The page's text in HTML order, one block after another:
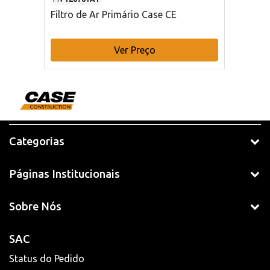
Filtro de Ar Primário Case CE
Ver Preço
Categorias
Páginas Institucionais
Sobre Nós
SAC
Status do Pedido